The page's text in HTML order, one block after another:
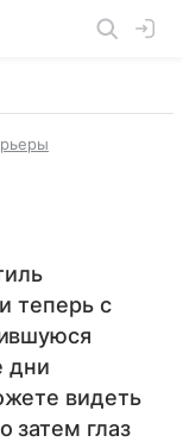
теперь с
дни
видеть
затем глаз